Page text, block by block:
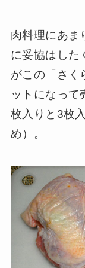
肉料理にあま
に妥協はした
がこの「さく
ットになって
枚入りと3枚
め）。